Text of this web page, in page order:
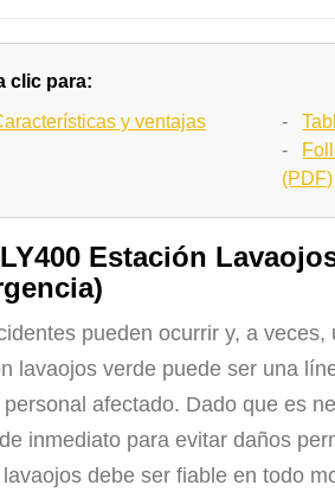
clic para:
y ventajas
-
-
(PDF)
Estación
pueden ocurrir y, a veces,
lavaojos verde puede ser una
afectado. Dado que es
inmediato para evitar daños
debe ser fiable en todo